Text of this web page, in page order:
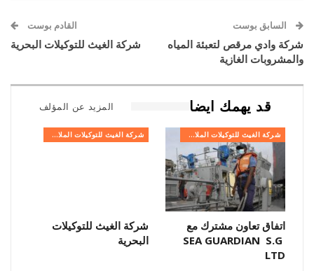
السابق بوست
شركة وادي مرقص لتعبئة المياه
والمشروبات الغازية
القادم بوست
شركة الغيث للتوكيلات البحرية
قد يهمك ايضا المزيد عن المؤلف
شركة الغيث للتوكيلات الملاحية
اتفاق تعاون مشترك مع
SEA GUARDIAN S.G
LTD
شركة الغيث للتوكيلات الملاحية
شركة الغيث للتوكيلات
البحرية